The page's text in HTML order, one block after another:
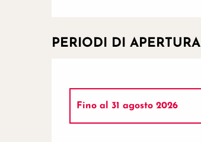
PERIODI DI APERTURA
Fino al 31 agosto 2026